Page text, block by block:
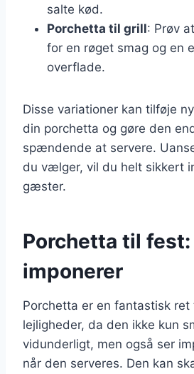
salte kød.
Porchetta til grill: Prøv
for en røget smag og en
overflade.
Disse variationer kan tilføje
din porchetta og gøre den
spændende at servere.
du vælger, vil du helt sikkert
gæster.
Porchetta til fest:
imponerer
Porchetta er en fantastisk ret
lejligheder, da den ikke kun
vidunderligt, men også ser
når den serveres. Den kan